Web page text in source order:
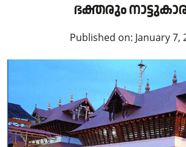
ഭക്തരും
Published on: January 7,